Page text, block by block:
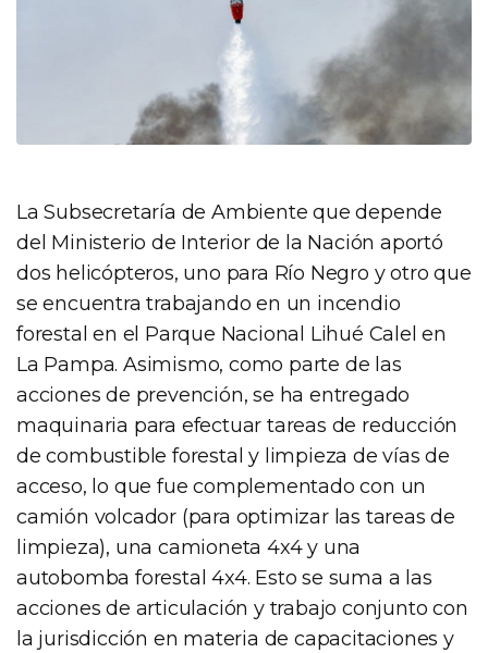
La Subsecretaría de Ambiente que depende
del Ministerio de Interior de la Nación aportó
dos helicópteros, uno para Río Negro y otro que
se encuentra trabajando en un incendio
forestal en el Parque Nacional Lihué Calel en
La Pampa. Asimismo, como parte de las
acciones de prevención, se ha entregado
maquinaria para efectuar tareas de reducción
de combustible forestal y limpieza de vías de
acceso, lo que fue complementado con un
camión volcador (para optimizar las tareas de
limpieza), una camioneta 4x4 y una
autobomba forestal 4x4. Esto se suma a las
acciones de articulación y trabajo conjunto con
la jurisdicción en materia de capacitaciones y